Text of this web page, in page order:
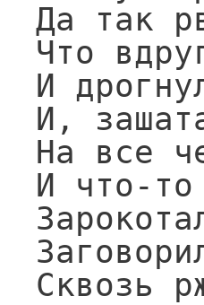
Да так
Что
И
И,
На все
И что-то
Сквозь